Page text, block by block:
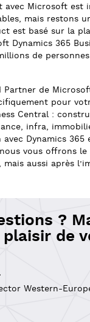
avec Microsoft est
mais restons
est basé sur la
Dynamics 365
de
Partner de
pour
Central :
infra,
Dynamics
vous offrons
aussi après
?
de
Western-